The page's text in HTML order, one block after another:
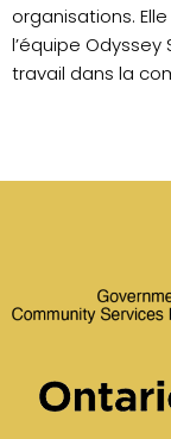
organisations.
l’équipe
travail dans la